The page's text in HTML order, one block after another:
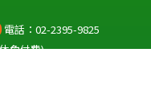
電話：02-2395-9825
免付費)